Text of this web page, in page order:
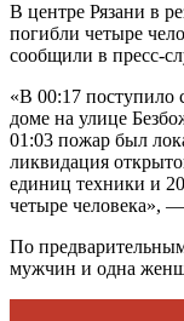
В центре Рязани в
погибли четыре
сообщили в пресс-
«В 00:17 поступило
доме на улице
01:03 пожар был
ликвидация
единиц техники и
четыре человека»,
По
мужчин и одна